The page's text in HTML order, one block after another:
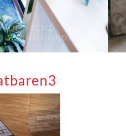
DET RENE
SUNNHORDLAND